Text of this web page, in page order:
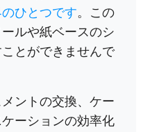
ひとつです。この
ルや紙ベースのシ
とができませんで
ントの交換、ケー
ーションの効率化